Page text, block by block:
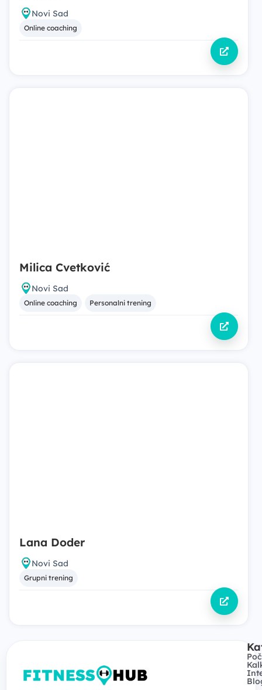
Novi Sad
Online coaching
Milica Cvetković
Novi Sad
Online coaching Personalni trening
Lana Doder
Novi Sad
Grupni trening